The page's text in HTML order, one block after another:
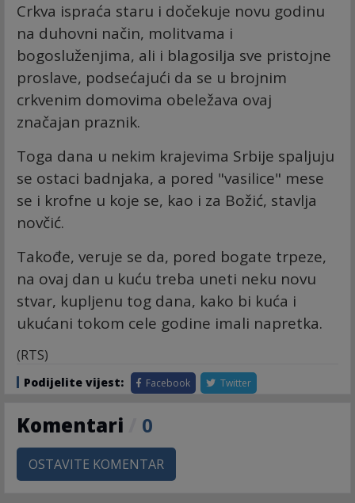
Crkva ispraća staru i dočekuje novu godinu
na duhovni način, molitvama i
bogosluženjima, ali i blagosilja sve pristojne
proslave, podsećajući da se u brojnim
crkvenim domovima obeležava ovaj
značajan praznik.
Toga dana u nekim krajevima Srbije spaljuju
se ostaci badnjaka, a pored "vasilice" mese
se i krofne u koje se, kao i za Božić, stavlja
novčić.
Takođe, veruje se da, pored bogate trpeze,
na ovaj dan u kuću treba uneti neku novu
stvar, kupljenu tog dana, kako bi kuća i
ukućani tokom cele godine imali napretka.
(RTS)
Podijelite vijest: Facebook Twitter
Komentari 0
OSTAVITE KOMENTAR